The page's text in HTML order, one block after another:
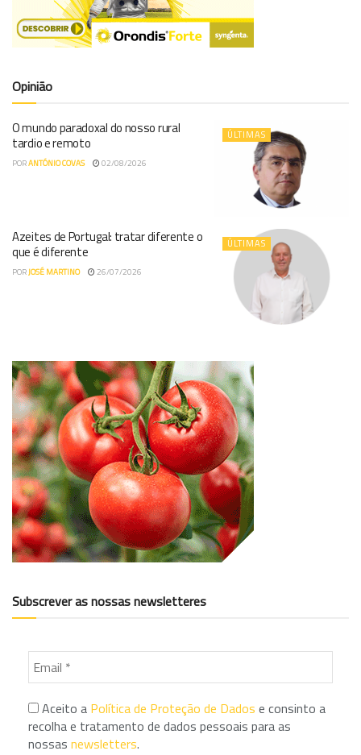
Opinião
ÚLTIMAS
O mundo paradoxal do nosso rural
tardio e remoto
PORANTÓNIO COVAS 02/08/2026
ÚLTIMAS
Azeites de Portugal: tratar diferente o
que é diferente
PORJOSÉ MARTINO 26/07/2026
Subscrever as nossas newsletteres
Aceito a Política de Proteção de Dados e consinto a
recolha e tratamento de dados pessoais para as
nossas newsletters.